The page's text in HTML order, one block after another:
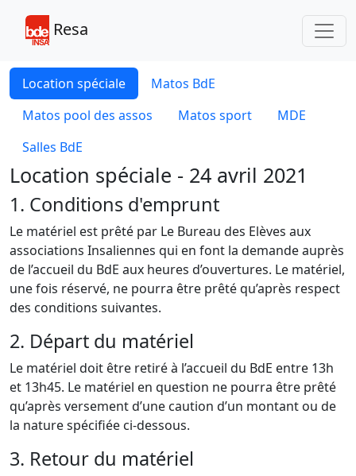
Resa
Location spéciale
Matos BdE
Matos pool des assos
Matos sport
MDE
Salles BdE
Location spéciale - 24 avril 2021
1. Conditions d'emprunt
Le matériel est prêté par Le Bureau des Elèves aux
associations Insaliennes qui en font la demande auprès
de l’accueil du BdE aux heures d’ouvertures. Le matériel,
une fois réservé, ne pourra être prêté qu’après respect
des conditions suivantes.
2. Départ du matériel
Le matériel doit être retiré à l’accueil du BdE entre 13h
et 13h45. Le matériel en question ne pourra être prêté
qu’après versement d’une caution d’un montant ou de
la nature spécifiée ci-dessous.
3. Retour du matériel